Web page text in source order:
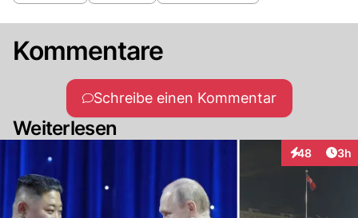
Kommentare
Schreibe einen Kommentar
Weiterlesen
48
Interaktionen
3h